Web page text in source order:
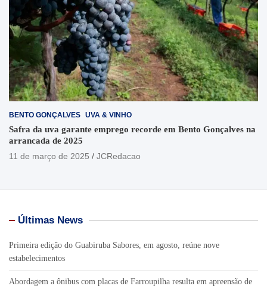
BENTO GONÇALVES UVA & VINHO
Safra da uva garante emprego recorde em Bento Gonçalves na
arrancada de 2025
11 de março de 2025
JCRedacao
Últimas News
Primeira edição do Guabiruba Sabores, em agosto, reúne nove
estabelecimentos
Abordagem a ônibus com placas de Farroupilha resulta em apreensão de